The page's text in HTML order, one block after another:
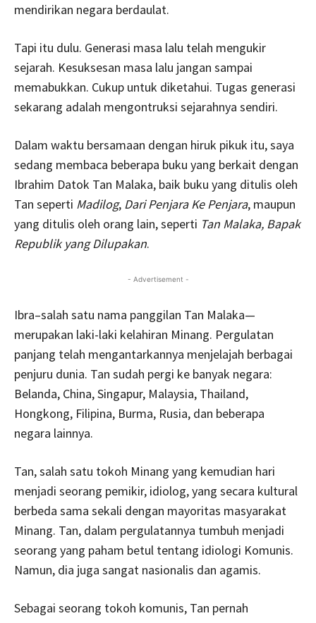
mendirikan negara berdaulat.
Tapi itu dulu. Generasi masa lalu telah mengukir
sejarah. Kesuksesan masa lalu jangan sampai
memabukkan. Cukup untuk diketahui. Tugas generasi
sekarang adalah mengontruksi sejarahnya sendiri.
Dalam waktu bersamaan dengan hiruk pikuk itu, saya
sedang membaca beberapa buku yang berkait dengan
Ibrahim Datok Tan Malaka, baik buku yang ditulis oleh
Tan seperti Madilog, Dari Penjara Ke Penjara, maupun
yang ditulis oleh orang lain, seperti Tan Malaka, Bapak
Republik yang Dilupakan.
- Advertisement -
Ibra–salah satu nama panggilan Tan Malaka—
merupakan laki-laki kelahiran Minang. Pergulatan
panjang telah mengantarkannya menjelajah berbagai
penjuru dunia. Tan sudah pergi ke banyak negara:
Belanda, China, Singapur, Malaysia, Thailand,
Hongkong, Filipina, Burma, Rusia, dan beberapa
negara lainnya.
Tan, salah satu tokoh Minang yang kemudian hari
menjadi seorang pemikir, idiolog, yang secara kultural
berbeda sama sekali dengan mayoritas masyarakat
Minang. Tan, dalam pergulatannya tumbuh menjadi
seorang yang paham betul tentang idiologi Komunis.
Namun, dia juga sangat nasionalis dan agamis.
Sebagai seorang tokoh komunis, Tan pernah